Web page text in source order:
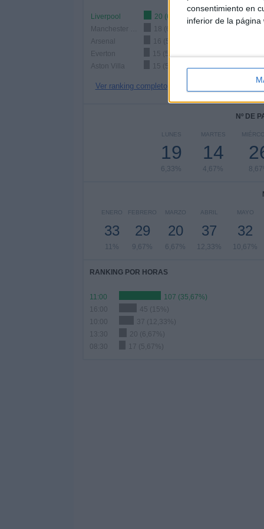
consentimiento en
inferior de la página
Liverpool
20 (6,67%)
18 (6%)
Arsenal
16 (5,33%)
Everton
15 (5%)
Aston Villa
15 (5%)
Ver ranking completo
Nº DE
LUNES
19
6,33%
MARTES
14
4,67%
ENERO
33
11%
FEBRERO
29
9,67%
MARZO
20
6,67%
ABRIL
37
12,33%
MAYO
32
10,67%
RANKING POR HORAS
11:00
107 (35,67%)
16:00
45 (15%)
37 (12,33%)
13:30
20 (6,67%)
08:30
17 (5,67%)